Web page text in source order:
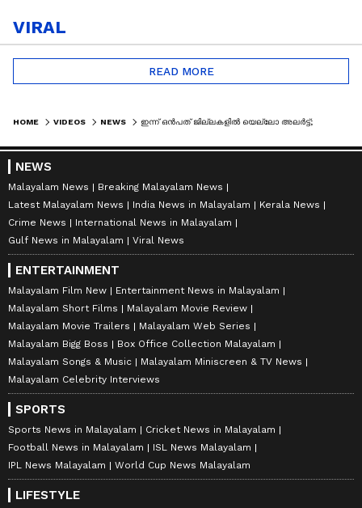
VIRAL
READ MORE
HOME VIDEOS NEWS
NEWS
Malayalam News
Breaking Malayalam News
Latest Malayalam News
India News in Malayalam
Kerala News
Crime News
International News in Malayalam
Gulf News in Malayalam
Viral News
ENTERTAINMENT
Malayalam Film New
Entertainment News in Malayalam
Malayalam Short Films
Malayalam Movie Review
Malayalam Movie Trailers
Malayalam Web Series
Malayalam Bigg Boss
Box Office Collection Malayalam
Malayalam Songs & Music
Malayalam Miniscreen & TV News
Malayalam Celebrity Interviews
SPORTS
Sports News in Malayalam
Cricket News in Malayalam
Football News in Malayalam
ISL News Malayalam
IPL News Malayalam
World Cup News Malayalam
LIFESTYLE